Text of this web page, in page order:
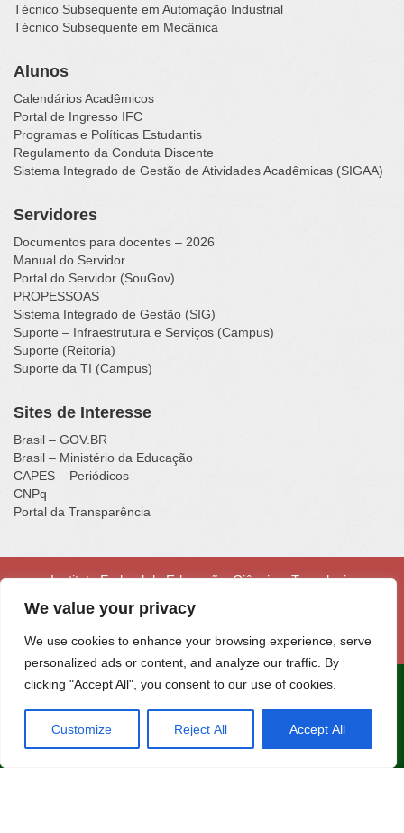
We value your privacy
We use cookies to enhance your browsing experience, serve
personalized ads or content, and analyze our traffic. By
clicking "Accept All", you consent to our use of cookies.
Customize Reject All Accept All
Técnico Subsequente em Automação Industrial
Técnico Subsequente em Mecânica
Alunos
Calendários Acadêmicos
Portal de Ingresso IFC
Programas e Políticas Estudantis
Regulamento da Conduta Discente
Sistema Integrado de Gestão de Atividades Acadêmicas (SIGAA)
Servidores
Documentos para docentes – 2026
Manual do Servidor
Portal do Servidor (SouGov)
PROPESSOAS
Sistema Integrado de Gestão (SIG)
Suporte – Infraestrutura e Serviços (Campus)
Suporte (Reitoria)
Suporte da TI (Campus)
Sites de Interesse
Brasil – GOV.BR
Brasil – Ministério da Educação
CAPES – Periódicos
CNPq
Portal da Transparência
Instituto Federal de Educação, Ciência e Tecnologia
Catarinense - Campus Luzerna
Rua Vigário Frei João, nº 550, Centro - Luzerna - SC - CEP
89609-000 - Fone (49) 3523-4300
Campus
Araquari.